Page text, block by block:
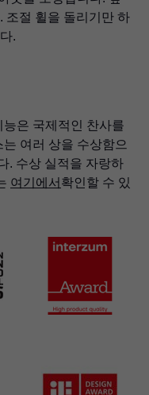
조절 휠을 돌리기만 하
.
은 국제적인 찬사를
여러 상을 수상함으
. 수상 실적을 자랑하
여기에서 확인할 수 있